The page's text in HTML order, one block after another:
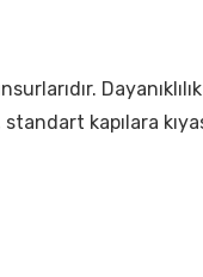
kapılara